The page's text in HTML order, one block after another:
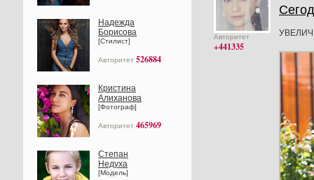
Надежда
Борисова
[Стилист]
Авторитет 526884
Кристина
Алиханова
[Фотограф]
Авторитет 465969
Степан
Недуха
[Модель]
Авторитет
+441335